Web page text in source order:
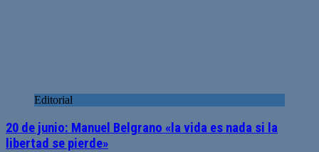
Editorial
20 de junio: Manuel Belgrano «la vida es nada si la
libertad se pierde»